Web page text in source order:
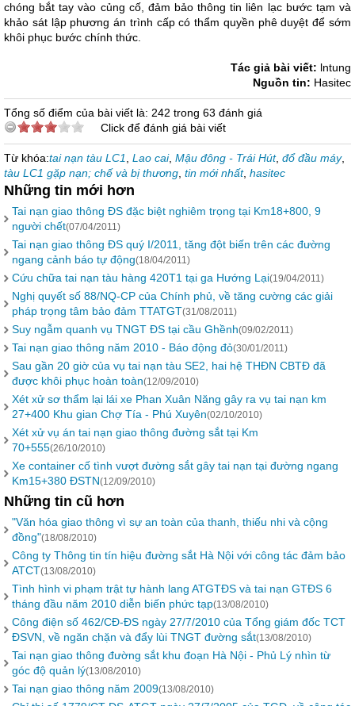
chóng bắt tay vào củng cố, đảm bảo thông tin liên lạc bước tạm và
khảo sát lập phương án trình cấp có thẩm quyền phê duyệt để sớm
khôi phục bước chính thức.
Tác giả bài viết: lntung
Nguồn tin: Hasitec
Tổng số điểm của bài viết là: 242 trong 63 đánh giá
Click để đánh giá bài viết
Từ khóa:tai nạn tàu LC1 Lao cai, Mậu đông - Trái Hút, đổ đầu máy,
tàu LC1 gặp nạn; chế và bị thương tin mới nhất, hasitec
Những tin mới hơn
Tai nạn giao thông ĐS đặc biệt nghiêm trọng tại Km18+800, 9
người chết(07/04/2011)
Tai nạn giao thông ĐS quý I/2011, tăng đột biến trên các đường
ngang cảnh báo tự động(18/04/2011)
Cứu chữa tai nạn tàu hàng 420T1 tại ga Hướng Lại(19/04/2011)
Nghị quyết số 88/NQ-CP của Chính phủ, về tăng cường các giải
pháp trọng tâm bảo đảm TTATGT(31/08/2011)
Suy ngẫm quanh vụ TNGT ĐS tại cầu Ghềnh(09/02/2011)
Tai nạn giao thông năm 2010 - Báo động đỏ(30/01/2011)
Sau gần 20 giờ của vụ tai nạn tàu SE2, hai hệ THĐN CBTĐ đã
được khôi phục hoàn toàn(12/09/2010)
Xét xử sơ thẩm lại lái xe Phan Xuân Năng gây ra vụ tai nạn km
27+400 Khu gian Chợ Tía - Phú Xuyên(02/10/2010)
Xét xử vụ án tai nạn giao thông đường sắt tại Km
70+555(26/10/2010)
Xe container cố tình vượt đường sắt gây tai nạn tại đường ngang
Km15+380 ĐSTN(12/09/2010)
Những tin cũ hơn
"Văn hóa giao thông vì sự an toàn của thanh, thiếu nhi và cộng
đồng"(18/08/2010)
Công ty Thông tin tín hiệu đường sắt Hà Nội với công tác đảm bảo
ATCT(13/08/2010)
Tình hình vi phạm trật tự hành lang ATGTĐS và tai nạn GTĐS 6
tháng đầu năm 2010 diễn biến phức tạp(13/08/2010)
Công điện số 462/CĐ-ĐS ngày 27/7/2010 của Tổng giám đốc TCT
ĐSVN, về ngăn chặn và đẩy lùi TNGT đường sắt(13/08/2010)
Tai nạn giao thông đường sắt khu đoạn Hà Nội - Phủ Lý nhìn từ
góc độ quản lý(13/08/2010)
Tai nạn giao thông năm 2009(13/08/2010)